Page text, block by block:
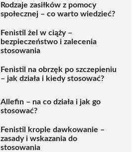
Rodzaje zasiłków z pomocy
społecznej – co warto wiedzieć?
Fenistil żel w ciąży –
bezpieczeństwo i zalecenia
stosowania
Fenistil na obrzęk po szczepieniu
– jak działa i kiedy stosować?
Allefin – na co działa i jak go
stosować?
Fenistil krople dawkowanie –
zasady i wskazania do
stosowania